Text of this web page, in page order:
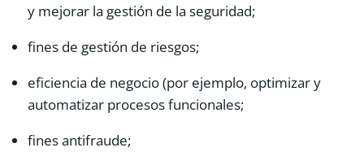
y mejorar la gestión de la seguridad;
fines de gestión de riesgos;
eficiencia de negocio (por ejemplo, optimizar y
automatizar procesos funcionales;
fines antifraude;